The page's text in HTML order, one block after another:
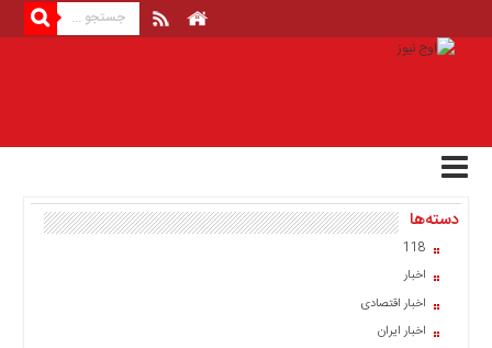
صفحه
اصلی
اخبار
اقتصادی
دسته‌ها
118
اخبار
اخبار اقتصادی
اخبار ایران